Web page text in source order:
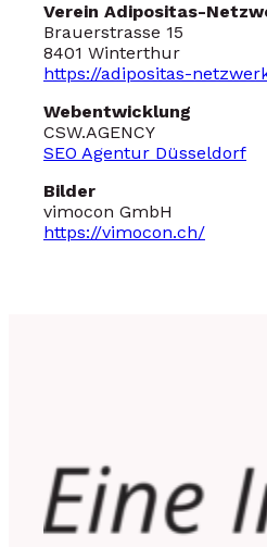
Verein Adipositas-
Brauerstrasse 15
8401 Winterthur
https://adipositas-
Webentwicklung
CSW.AGENCY
SEO Agentur Düsseldorf
Bilder
vimocon GmbH
https://vimocon.ch/